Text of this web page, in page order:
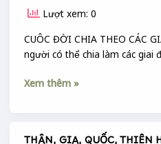
Lượt xem: 0
CUÔC ĐỜI CHIA THEO CÁC
người có thể chia làm các giai
QUỐC,
THIÊN
HẠ”
CÁC
Xem thêm »